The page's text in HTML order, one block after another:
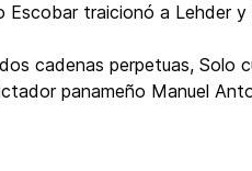
Escobar traicionó a Lehder
cadenas perpetuas, Solo
panameño Manuel